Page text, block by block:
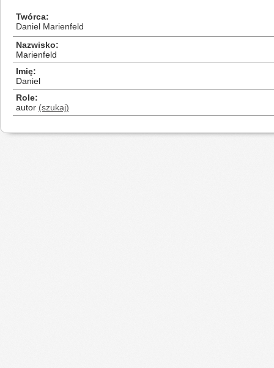
Twórca
Daniel Marienfeld
Nazwisko
Marienfeld
Imię
Daniel
Role
autor (szukaj)